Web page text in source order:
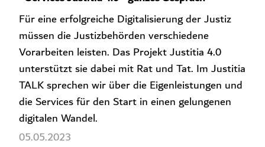
Für eine erfolgreiche Digitalisierung der Justiz
müssen die Justizbehörden verschiedene
Vorarbeiten leisten. Das Projekt Justitia 4.0
unterstützt sie dabei mit Rat und Tat. Im Justitia
TALK sprechen wir über die Eigenleistungen und
die Services für den Start in einen gelungenen
digitalen Wandel.
05.05.2023